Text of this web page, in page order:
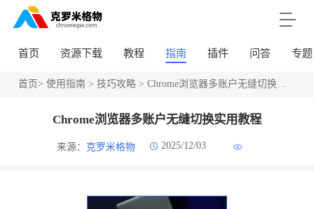
首页 资源下载 教程 指南 插件 问答 专题
首页> 使用指南 > 技巧攻略> Chrome浏览器多账户无缝切换实用教程
Chrome浏览器多账户无缝切换实用教程
来源： 克罗米格物 2025/12/03